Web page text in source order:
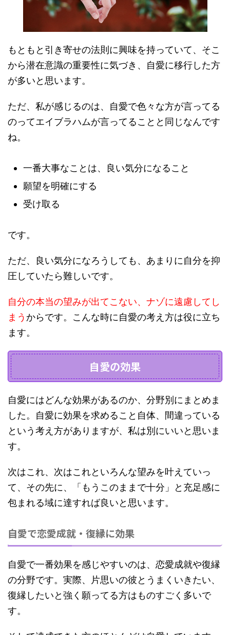
もともと引き寄せの法則に興味を持っていて、そこ
から潜在意識の重要性に気づき、自愛に移行した方
が多いと思います。
ただ、私が感じるのは、自愛で色々な方が言ってる
のってエイブラハムが言ってることと同じなんです
ね。
一番大事なことは、良い気分になること
願望を明確にする
受け取る
です。
ただ、良い気分になろうしても、あまりに自分を抑
圧していたら難しいです。
自分の本当の望みが出てこない、ナゾに遠慮してし
まうからです。こんな時に自愛の考え方は役に立ち
ます。
自愛の効果
自愛にはどんな効果があるのか、分野別にまとめま
した。自愛に効果を求めること自体、間違っている
という考え方がありますが、私は別にいいと思いま
す。
次はこれ、次はこれといろんな望みを叶えていっ
て、その先に、「もうこのままで十分」と充足感に
包まれる域に達すれば良いと思います。
自愛で恋愛成就・復縁に効果
自愛で一番効果を感じやすいのは、恋愛成就や復縁
の分野です。実際、片思いの彼とうまくいきたい、
復縁したいと強く願ってる方はものすごく多いで
す。